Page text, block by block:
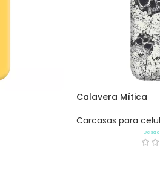
Calavera Mítica
Carcasas para
Desde